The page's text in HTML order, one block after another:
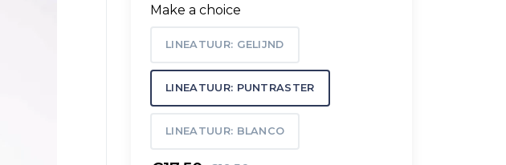
Make a choice
LINEATUUR: GELIJND
LINEATUUR: PUNTRASTER
LINEATUUR: BLANCO